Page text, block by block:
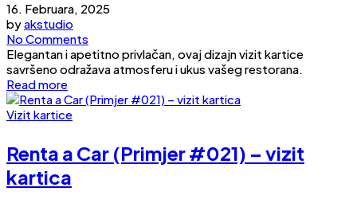
16. Februara, 2025
byakstudio
No Comments
Elegantan i apetitno privlačan, ovaj dizajn vizit kartice
savršeno odražava atmosferu i ukus vašeg restorana.
Read more
Vizit kartice
Renta a Car (Primjer #021) – vizit
kartica